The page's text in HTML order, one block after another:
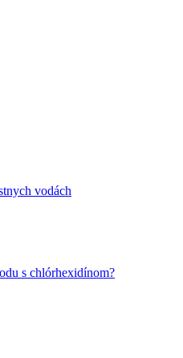
vodách
s chlórhexidínom?